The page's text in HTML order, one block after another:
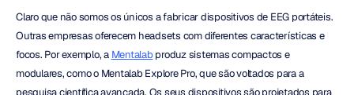
Claro que não somos os únicos a fabricar dispositivos de EEG portáteis.
Outras empresas oferecem headsets com diferentes características e
focos. Por exemplo, a Mentalab produz sistemas compactos e
modulares, como o Mentalab Explore Pro, que são voltados para a
pesquisa científica avançada. Os seus dispositivos são projetados para